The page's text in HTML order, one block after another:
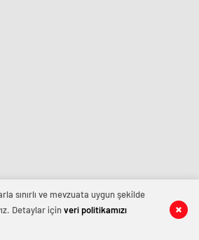
sınırlı ve mevzuata uygun şekilde
Detaylar içinveri politikamızı